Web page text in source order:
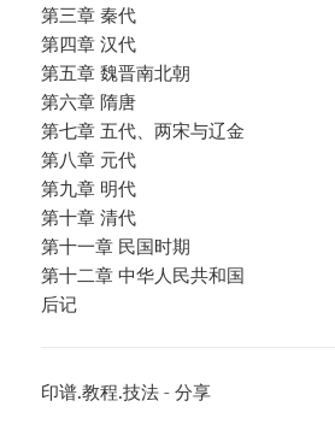
第三章 秦代
第四章 汉代
第五章 魏晋南北朝
第六章 隋唐
第七章 五代、两宋与辽金
第八章 元代
第九章 明代
第十章 清代
第十一章 民国时期
第十二章 中华人民共和国
后记
印谱.教程.技法 - 分享